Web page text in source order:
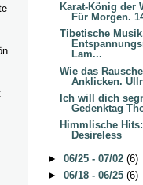
Karat-König der
Für Morgen.
Tibetische
Lam...
Wie das
Anklicken.
Ich will dich
Gedenktag
Himmlische
Desireless
► 06/25 - 07/02 (6)
► 06/18 - 06/25 (6)